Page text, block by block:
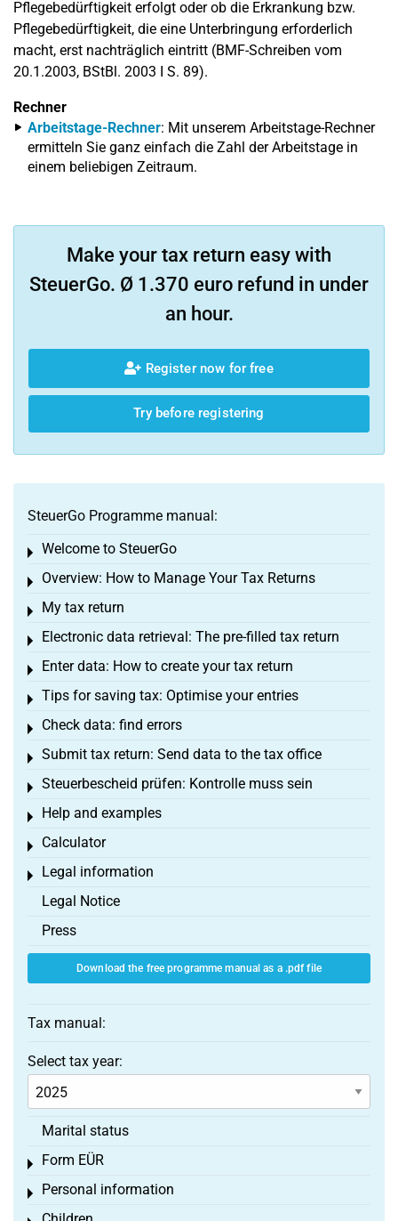
Pflegebedürftigkeit erfolgt oder ob die Erkrankung bzw.
Pflegebedürftigkeit, die eine Unterbringung erforderlich
macht, erst nachträglich eintritt (BMF-Schreiben vom
20.1.2003, BStBl. 2003 I S. 89).
Rechner
Arbeitstage-Rechner: Mit unserem Arbeitstage-Rechner
ermitteln Sie ganz einfach die Zahl der Arbeitstage in
einem beliebigen Zeitraum.
Make your tax return easy with
SteuerGo. Ø 1.370 euro refund in under
an hour.
Register now for free
Try before registering
SteuerGo Programme manual:
Welcome to SteuerGo
Toggle menu
Overview: How to Manage Your Tax Returns
Toggle menu
My tax return
Toggle menu
Electronic data retrieval: The pre-filled tax return
Toggle menu
Enter data: How to create your tax return
Toggle menu
Tips for saving tax: Optimise your entries
Toggle menu
Check data: find errors
Toggle menu
Submit tax return: Send data to the tax office
Toggle menu
Steuerbescheid prüfen: Kontrolle muss sein
Toggle menu
Help and examples
Toggle menu
Calculator
Toggle menu
Legal information
Toggle menu
Legal Notice
Press
Download the free programme manual as a .pdf file
Tax manual:
Select tax year:
Marital status
Form EÜR
Toggle menu
Personal information
Toggle menu